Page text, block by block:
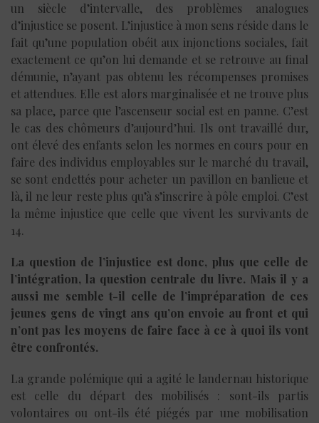
un siècle d’intervalle, des problèmes analogues
d’injustice se posent. L’injustice à mon sens réside dans le
fait qu’une population obéit aux injonctions sociales, fait
exactement ce qu’on lui demande et se retrouve au final
démunie, n’ayant pas obtenu les récompenses promises
et attendues. Elle est alors marginalisée et ne trouve plus
sa place, parce que l’ascenseur social est en panne. C’est
le cas des chômeurs d’aujourd’hui. Ils ont travaillé dur,
ont élevé des enfants selon les normes en cours pour en
faire des individus employables sur le marché du travail,
se sont endettés pour acheter un pavillon en banlieue et
là, il ne leur reste plus qu’à s’inscrire à pôle emploi. C’est
la même injustice que celle que vivent les survivants de
14.
La question de l’injustice est donc, plus que celle de
l’intégration, la question centrale du livre. Mais il y a
aussi me semble t-il celle de l’impréparation de ces
jeunes gens de vingt ans qu’on envoie au front et qui
n’ont pas les moyens de faire face à ce à quoi ils vont
être confrontés.
La grande polémique qui a agité le landernau historique
est celle du départ des mobilisés : sont-ils partis
volontaires ou ont-ils été piégés par une mobilisation